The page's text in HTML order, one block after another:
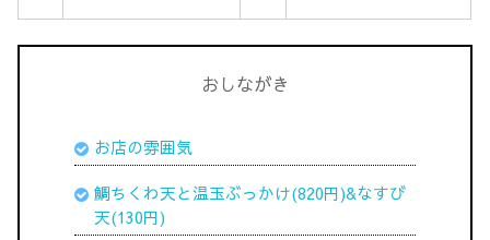
おしながき
お店の雰囲気
鯛ちくわ天と温玉ぶっかけ(820円)&なすび
天(130円)